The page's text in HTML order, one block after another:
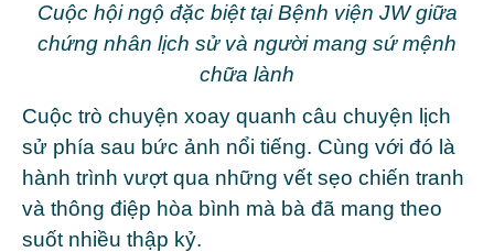
Cuộc hội ngộ đặc biệt tại Bệnh viện JW giữa
chứng nhân lịch sử và người mang sứ mệnh
chữa lành
Cuộc trò chuyện xoay quanh câu chuyện lịch
sử phía sau bức ảnh nổi tiếng. Cùng với đó là
hành trình vượt qua những vết sẹo chiến tranh
và thông điệp hòa bình mà bà đã mang theo
suốt nhiều thập kỷ.